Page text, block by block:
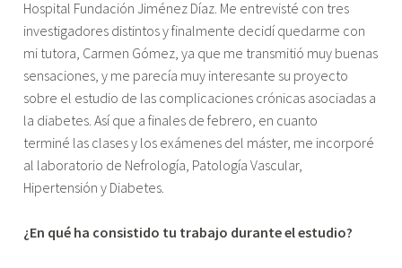
Hospital Fundación Jiménez Díaz. Me entrevisté con tres
investigadores distintos y finalmente decidí quedarme con
mi tutora, Carmen Gómez, ya que me transmitió muy buenas
sensaciones, y me parecía muy interesante su proyecto
sobre el estudio de las complicaciones crónicas asociadas a
la diabetes. Así que a finales de febrero, en cuanto
terminé las clases y los exámenes del máster, me incorporé
al laboratorio de Nefrología, Patología Vascular,
Hipertensión y Diabetes.
¿En qué ha consistido tu trabajo durante el estudio?